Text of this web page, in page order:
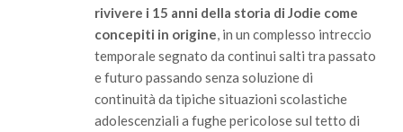
rivivere i 15 anni della storia di Jodie come
concepiti in origine, in un complesso intreccio
temporale segnato da continui salti tra passato
e futuro passando senza soluzione di
continuità da tipiche situazioni scolastiche
adolescenziali a fughe pericolose sul tetto di